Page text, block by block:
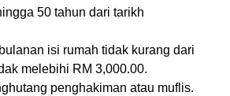
50 tahun dari tarikh
isi rumah tidak kurang dari
melebihi RM 3,000.00.
penghakiman atau muflis.